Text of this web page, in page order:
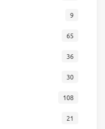
9
65
36
30
108
21